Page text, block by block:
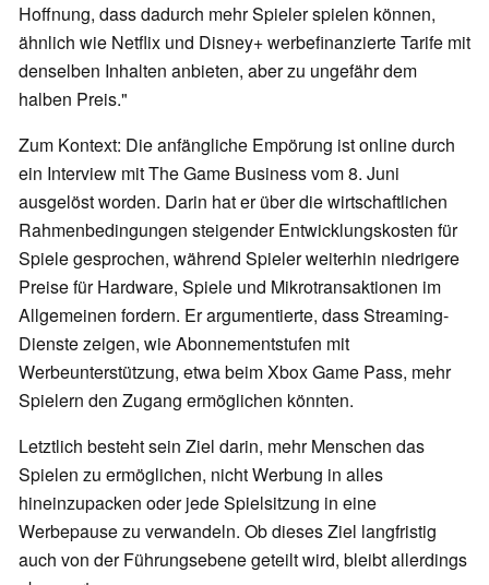
Hoffnung, dass dadurch mehr Spieler spielen können,
ähnlich wie Netflix und Disney+ werbefinanzierte Tarife mit
denselben Inhalten anbieten, aber zu ungefähr dem
halben Preis."
Zum Kontext: Die anfängliche Empörung ist online durch
ein Interview mit The Game Business vom 8. Juni
ausgelöst worden. Darin hat er über die wirtschaftlichen
Rahmenbedingungen steigender Entwicklungskosten für
Spiele gesprochen, während Spieler weiterhin niedrigere
Preise für Hardware, Spiele und Mikrotransaktionen im
Allgemeinen fordern. Er argumentierte, dass Streaming-
Dienste zeigen, wie Abonnementstufen mit
Werbeunterstützung, etwa beim Xbox Game Pass, mehr
Spielern den Zugang ermöglichen könnten.
Letztlich besteht sein Ziel darin, mehr Menschen das
Spielen zu ermöglichen, nicht Werbung in alles
hineinzupacken oder jede Spielsitzung in eine
Werbepause zu verwandeln. Ob dieses Ziel langfristig
auch von der Führungsebene geteilt wird, bleibt allerdings